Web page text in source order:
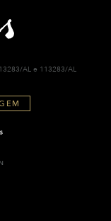
AL e 113283/AL